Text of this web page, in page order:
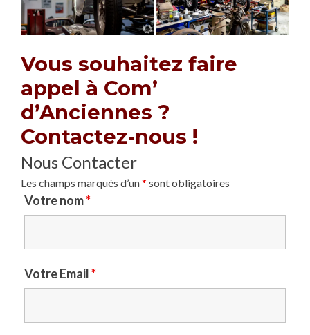
Vous souhaitez faire
appel à Com’
d’Anciennes ?
Contactez-nous !
Nous Contacter
Les champs marqués d’un* sont obligatoires
Votre nom*
Votre Email*